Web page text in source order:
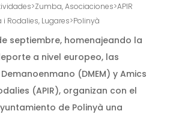
,Asociaciones>APIR
i Rodalies, Lugares>Polinyà
septiembre, homenajeando la
a nivel europeo, las
(DMEM) y Amics
(APIR), organizan con el
de Polinyà una